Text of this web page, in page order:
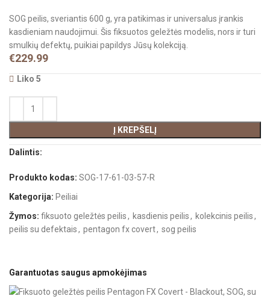
SOG peilis, sveriantis 600 g, yra patikimas ir universalus įrankis
kasdieniam naudojimui. Šis fiksuotos geležtės modelis, nors ir turi
smulkių defektų, puikiai papildys Jūsų kolekciją.
€229.99
Liko 5
Į KREPŠELĮ
Dalintis:
Produkto kodas:SOG-17-61-03-57-R
Kategorija: Peiliai
Žymos: fiksuoto geležtės peilis, kasdienis peilis, kolekcinis peilis,
peilis su defektais, pentagon fx covert, sog peilis
Garantuotas saugus apmokėjimas